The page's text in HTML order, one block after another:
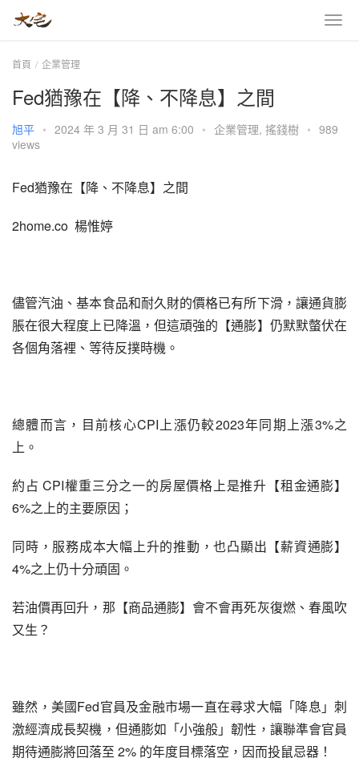
首頁 企業管理
Fed猶豫在【降、不降息】之間
旭平 • 2024 年 3 月 31 日 am 6:00 • 企業管理, 搖錢樹 • 989
views
Fed猶豫在【降、不降息】之間
2home.co  楊惟婷
儘管汽油、基本食品和耐久財的價格已有所下滑，讓通貨膨
脹在很大程度上已降溫，但這頑強的【通膨】仍默默螫伏在
各個角落裡、等待反撲時機。
總體而言，目前核心CPI上漲仍較2023年同期上漲3%之
上。
約占 CPI權重三分之一的房屋價格上是推升【租金通膨】
6%之上的主要原因；
同時，服務成本大幅上升的推動，也凸顯出【薪資通膨】
4%之上仍十分頑固。
若油價再回升，那【商品通膨】會不會再死灰復燃、春風吹
又生？
雖然，美國Fed官員及金融市場一直在尋求大幅「降息」刺
激經濟成長契機，但通膨如「小強般」韌性，讓聯準會官員
期待通膨將回落至 2% 的年度目標落空，因而投鼠忌器！